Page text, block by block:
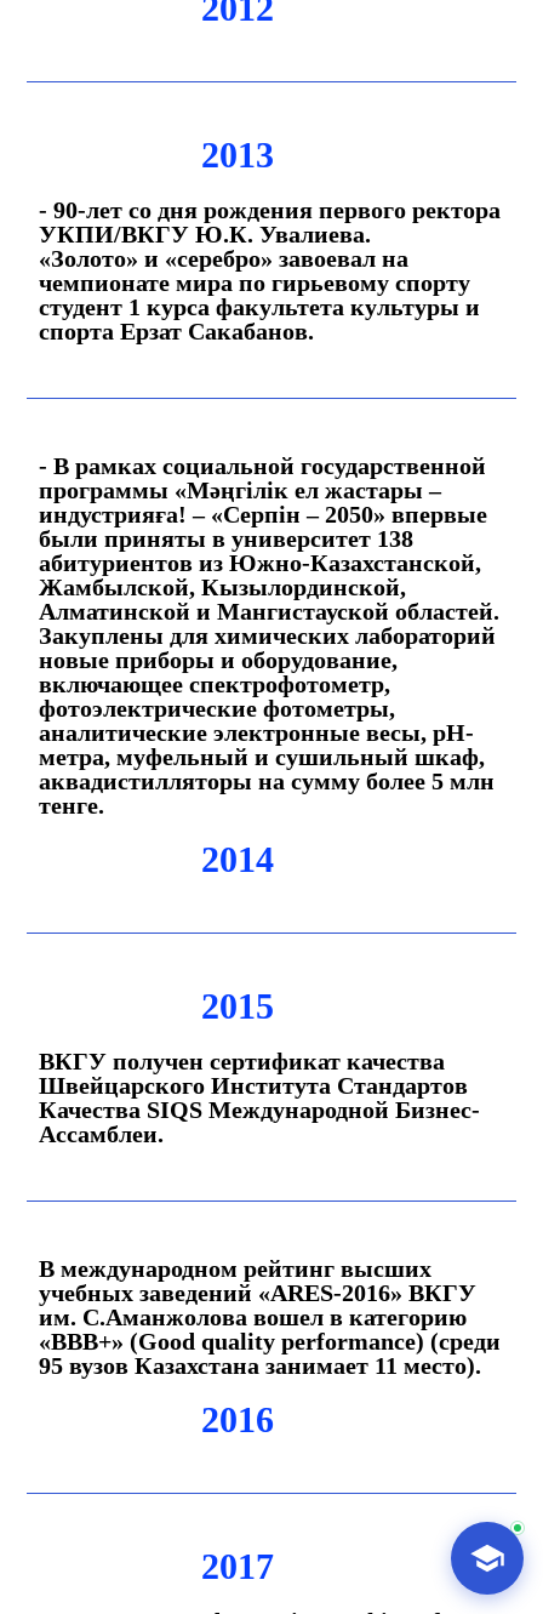
2013
- 90-лет со дня рождения первого ректора
УКПИ/ВКГУ Ю.К. Увалиева.
«Золото» и «серебро» завоевал на
чемпионате мира по гирьевому спорту
студент 1 курса факультета культуры и
спорта Ерзат Сакабанов.
- В рамках социальной государственной
программы «Мәңгілік ел жастары –
индустрияға! – «Серпін – 2050» впервые
были приняты в университет 138
абитуриентов из Южно-Казахстанской,
Жамбылской, Кызылординской,
Алматинской и Мангистауской областей.
Закуплены для химических лабораторий
новые приборы и оборудование,
включающее спектрофотометр,
фотоэлектрические фотометры,
аналитические электронные весы, pH-
метра, муфельный и сушильный шкаф,
аквадистилляторы на сумму более 5 млн
тенге.
2014
2015
ВКГУ получен сертификат качества
Швейцарского Института Стандартов
Качества SIQS Международной Бизнес-
Ассамблеи.
В международном рейтинг высших
учебных заведений «ARES-2016» ВКГУ
им. С.Аманжолова вошел в категорию
«BBB+» (Good quality performance) (среди
95 вузов Казахстана занимает 11 место).
2016
2017
Помощник Amanzholov University
Здравствуйте! Я AI-Talapker — помощник
ВКУ им. Сарсена Аманжолова (ВКУ). Отвечу
на вопросы о поступлении в бакалавриат,